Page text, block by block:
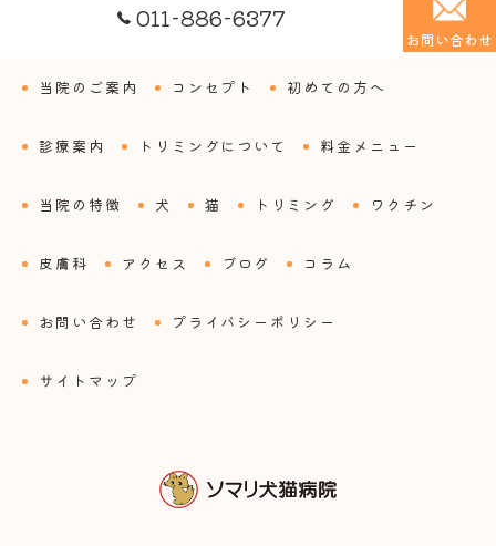
011-886-6377
お問い合わせ
当院のご案内 コンセプト 初めての方へ
診療案内 トリミングについて 料金メニュー
当院の特徴 犬 猫 トリミング ワクチン
皮膚科 アクセス ブログ コラム
お問い合わせ プライバシーポリシー
サイトマップ